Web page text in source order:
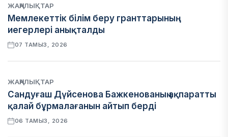
ЖАҢАЛЫҚТАР
Мемлекеттік білім беру гранттарының
иегерлері анықталды
07 ТАМЫЗ, 2026
ЖАҢАЛЫҚТАР
Сандуғаш Дүйсенова Бажкенованың ақпаратты
қалай бұрмалағанын айтып берді
06 ТАМЫЗ, 2026